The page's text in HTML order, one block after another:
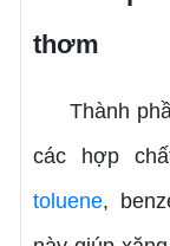
thơm
Thành
các hợp
toluene,